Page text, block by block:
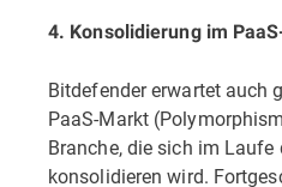
4. Konsolidierung im
Bitdefender erwartet auch
PaaS-Markt
Branche, die sich im
konsolidieren wird.